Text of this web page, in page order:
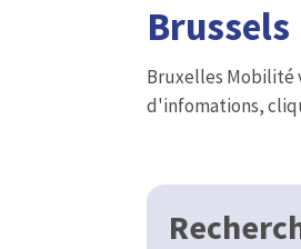
Bruxelles Mobilité
d'infomations,